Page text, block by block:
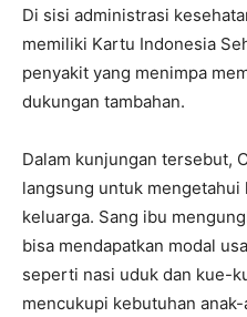
Di sisi administrasi
memiliki Kartu Indonesia
penyakit yang menimpa
dukungan tambahan.
Dalam kunjungan tersebut,
langsung untuk
keluarga. Sang ibu
bisa mendapatkan modal
seperti nasi uduk dan kue-
mencukupi kebutuhan anak-